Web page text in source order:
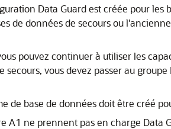
Data Guard est créée pour les
de données de secours ou
pouvez continuer à utiliser les
vous devez passer au
de base de données doit être créé
A1 ne prennent pas en charge Data